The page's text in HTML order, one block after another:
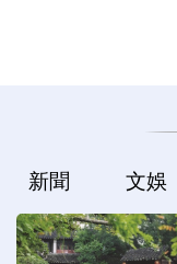
新聞 文娛